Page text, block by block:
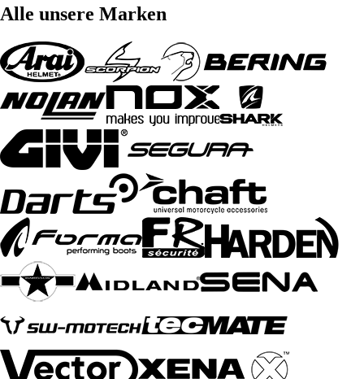
Alle unsere Marken